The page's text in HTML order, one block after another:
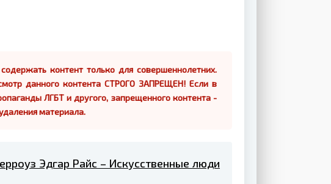
контент только для совершеннолетних.
данного контента СТРОГО ЗАПРЕЩЕН! Если в
ЛГБТ и другого, запрещенного контента -
материала.
Эдгар Райс – Искусственные люди